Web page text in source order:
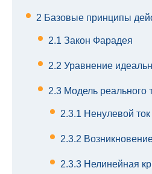
2 Базовые принципы
2.1 Закон Фарадея
2.2 Уравнение
2.3 Модель реального
2.3.1 Ненулевой ток
2.3.2
2.3.3 Нелинейная